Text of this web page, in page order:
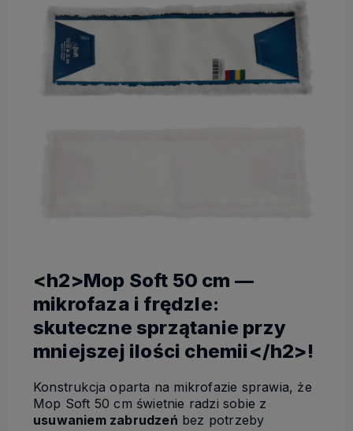
<h2>Mop Soft 50 cm —
mikrofaza i frędzle:
skuteczne sprzątanie przy
mniejszej ilości chemii</h2>!
Konstrukcja oparta na mikrofazie sprawia, że
Mop Soft 50 cm świetnie radzi sobie z
usuwaniem zabrudzeń bez potrzeby